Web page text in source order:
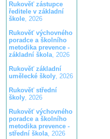
Rukověť zástupce
ředitele v základní
škole, 2026
Rukověť výchovného
poradce a školního
metodika prevence -
základní škola, 2026
Rukověť základní
umělecké školy, 2026
Rukověť střední
školy, 2026
Rukověť výchovného
poradce a školního
metodika prevence -
střední škola, 2026